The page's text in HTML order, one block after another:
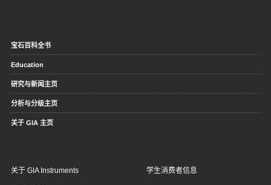
宝石百科全书
Education
研究与新闻主页
分析与分级主页
关于 GIA 主页
关于 GIA Instruments 学生消费者信息